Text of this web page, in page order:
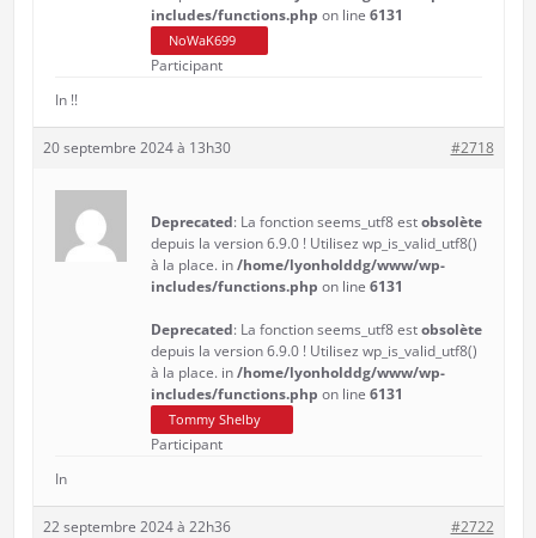
includes/functions.php on line 6131
NoWaK699
Participant
In !!
20 septembre 2024 à 13h30 #2718
Deprecated: La fonction seems_utf8 estobsolète
depuis la version 6.9.0 ! Utilisez wp_is_valid_utf8()
à la place. in/home/lyonholddg/www/wp-
includes/functions.php on line 6131
Deprecated: La fonction seems_utf8 estobsolète
depuis la version 6.9.0 ! Utilisez wp_is_valid_utf8()
à la place. in/home/lyonholddg/www/wp-
includes/functions.php on line 6131
Tommy Shelby
Participant
In
22 septembre 2024 à 22h36 #2722